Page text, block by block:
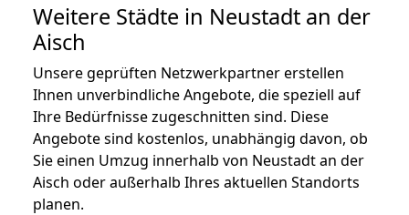
Weitere Städte in Neustadt an der
Aisch
Unsere geprüften Netzwerkpartner erstellen
Ihnen unverbindliche Angebote, die speziell auf
Ihre Bedürfnisse zugeschnitten sind. Diese
Angebote sind kostenlos, unabhängig davon, ob
Sie einen Umzug innerhalb von Neustadt an der
Aisch oder außerhalb Ihres aktuellen Standorts
planen.